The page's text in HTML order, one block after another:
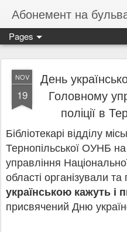
Абонемент на
Pages
NOV
19
День
Головному
поліції в
Бібліотекарі відділу
Тернопільської ОУНБ
управління
області організували
українською кажуть і
присвячений Дню